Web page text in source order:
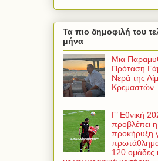
Τα πιο δημοφιλή του
μήνα
Μια
Πρόταση
Νερά της
Κρεμαστών
Γ’ Εθνική
προβλέπει
προκήρυξη
120 ομάδες